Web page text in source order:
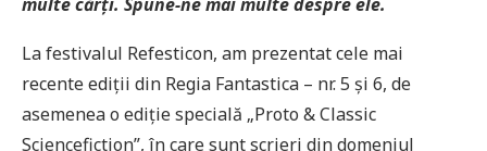
La festivalul Refesticon, am prezentat cele mai
recente ediții din Regia Fantastica – nr. 5 și 6, de
asemenea o ediție specială „Proto & Classic
Sciencefiction”, în care sunt scrieri din domeniul